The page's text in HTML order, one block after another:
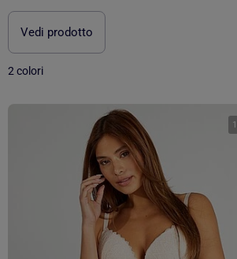
Vedi prodotto
2 colori
1